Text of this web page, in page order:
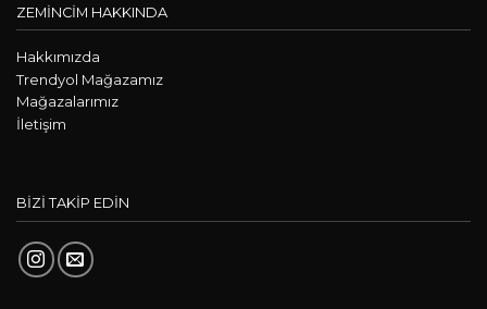
ZEMİNCİM HAKKINDA
Hakkımızda
Trendyol Mağazamız
Mağazalarımız
İletişim
BİZİ TAKİP EDİN